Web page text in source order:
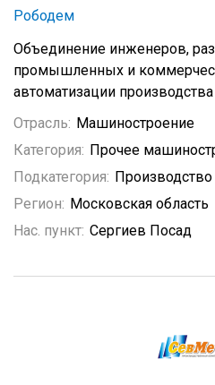
Рободем
Объединение инженеров,
промышленных и
автоматизации
Отрасль: Машиностроение
Категория: Прочее
Подкатегория: Производство
Регион: Московская область
Нас. пункт: Сергиев Посад